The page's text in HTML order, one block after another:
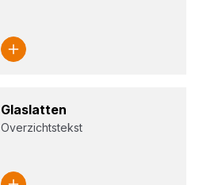
Glas­lat­ten
Overzichtstekst